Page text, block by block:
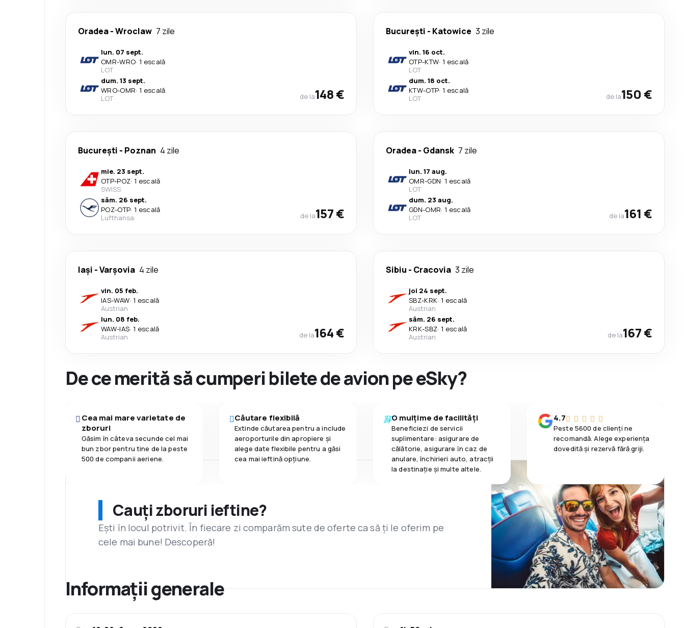
Oradea-Wroclaw 7 zile
lun. 07 sept.
OMR-WRO· 1 escală
LOT
dum. 13 sept.
WRO-OMR· 1 escală
LOT
de la148 €
București - Katowice 3 zile
vin. 16 oct.
OTP-KTW· 1 escală
LOT
dum. 18 oct.
KTW-OTP· 1 escală
LOT
de la150 €
București - Poznan 4 zile
mie. 23 sept.
OTP-POZ· 1 escală
SWISS
sâm. 26 sept.
POZ-OTP· 1 escală
Lufthansa
de la157 €
Oradea- Gdansk 7 zile
lun. 17 aug.
OMR-GDN· 1 escală
LOT
dum. 23 aug.
GDN-OMR· 1 escală
LOT
de la161 €
Iași -Varşovia 4 zile
vin. 05 feb.
IAS-WAW· 1 escală
Austrian
lun. 08 feb.
WAW-IAS· 1 escală
Austrian
de la164 €
Sibiu - Cracovia 3 zile
joi 24 sept.
SBZ-KRK· 1 escală
Austrian
sâm. 26 sept.
KRK-SBZ· 1 escală
Austrian
de la167 €
De ce merită să cumperi bilete de avion pe eSky?
Cea mai mare varietate de
zboruri
Găsim în câteva secunde cel mai
bun zbor pentru tine de la peste
500 de companii aeriene.
Căutare flexibilă
Extinde căutarea pentru a include
aeroporturile din apropiere și
alege date flexibile pentru a găsi
cea mai ieftină opțiune.
O mulțime de facilități
Beneficiezi de servicii
suplimentare: asigurare de
călătorie, asigurare ȋn caz de
anulare, închirieri auto, atracții
la destinaţie și multe altele.
4.7
Peste 5600 de clienți ne
recomandă. Alege experiența
dovedită și rezervă fără griji.
Cauți zboruri ieftine?
Ești în locul potrivit. În fiecare zi comparăm sute de oferte ca să ți le oferim pe
cele mai bune! Descoperă!
Informații generale